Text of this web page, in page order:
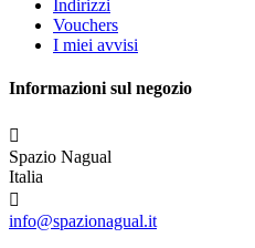
Indirizzi
Vouchers
I miei avvisi
Informazioni sul negozio

Spazio Nagual
Italia

info@spazionagual.it